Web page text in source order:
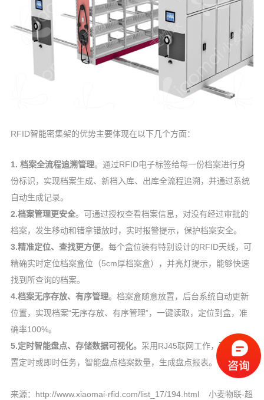
RFID智能密集架的优势主要体现在以下几个方面：
1. 档案全流程追溯管理。通过RFID电子标签给每一份档案进行身
份标识，实现档案生成、新档入库、出库全流程追溯，并通过系统
自动生成记录。
2.档案管理更安全。可通过授权查看档案信息，对没有经过审批的
档案，发生移动和错拿错放时，实时报警提示，保护档案安全。
3.精准定位、查找更方便。每个盒位装有特别设计的RFID天线，可
精确实时定位档案盒位（5cm厚档案盒），并亮灯提示，能够快速
找到所查询的档案。
4.档案无序存放、有序管理。档案盒随意放置，后台系统自动更新
位置，实现档案“无序存放、有序管理”，一键读取，定位到盒，准
确率100%。
5.定时智能盘点、存储数据可视化。 采用RJ45联网工作，可通过设
置定时或即时任务，智能盘点档案数量，生成盘点报表。
来源：http://www.xiaomai-rfid.com/list_17/194.html 小麦物联-超